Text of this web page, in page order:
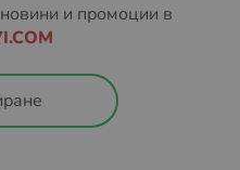
и промоции в